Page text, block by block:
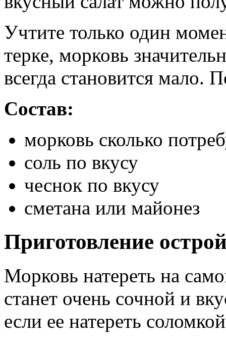
Учтите только один
терке, морковь
всегда становится мало.
Состав:
морковь сколько
соль по вкусу
чеснок по вкусу
сметана или майонез
Приготовление
Морковь натереть на
станет очень сочной и
если ее натереть